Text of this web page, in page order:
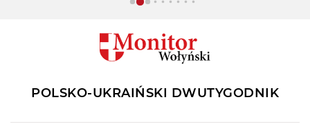
POLSKO-UKRAIŃSKI DWUTYGODNIK